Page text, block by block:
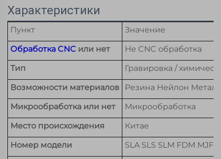
Характеристики
Пункт Значение
Обработка CNC или нет Не CNC обработка
Тип Гравировка /
Возможности материалов Резина Нейлон Металл
Микрообработка или нет Микрообработка
Место происхождения Китае
Номер модели SLA SLS SLM FDM MJF